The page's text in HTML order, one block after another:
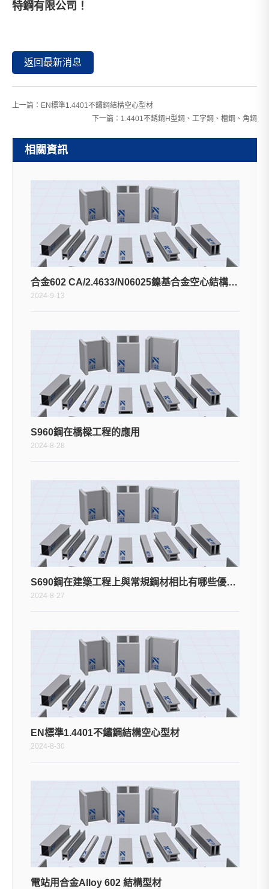
特鋼有限公司 ！
返回最新消息
上一篇： EN標準1.4401不鏽鋼結構空心型材
下一篇： 1.4401不銹鋼H型鋼、工字鋼、槽鋼、角鋼
相關資訊
合金602 CA/2.4633/N06025鎳基合金空心結構型材
2024-9-13
S960鋼在橋樑工程的應用
2024-8-28
S690鋼在建築工程上與常規鋼材相比有哪些優點？
2024-8-27
EN標準1.4401不鏽鋼結構空心型材
2024-8-30
電站用合金Alloy 602 結構型材